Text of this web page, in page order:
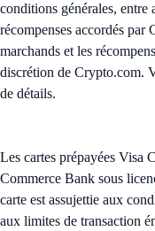
conditions générales, entre
récompenses accordés par
marchands et les
discrétion de Crypto.com.
de détails.
Les cartes prépayées Visa
Commerce Bank sous
carte est assujettie aux
aux limites de transaction